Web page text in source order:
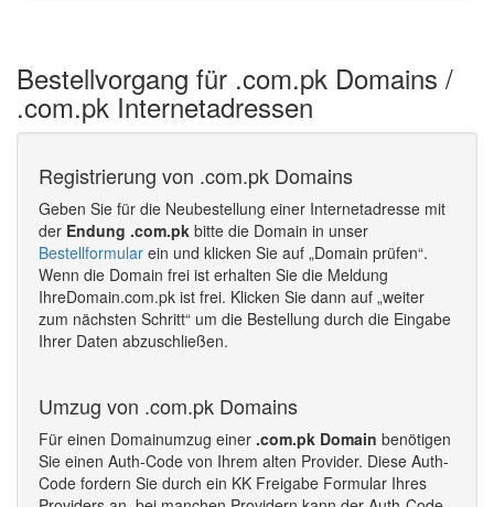
Bestellvorgang für .com.pk Domains /
.com.pk Internetadressen
Registrierung von .com.pk Domains
Geben Sie für die Neubestellung einer Internetadresse mit
der Endung .com.pk bitte die Domain in unser
Bestellformular ein und klicken Sie auf „Domain prüfen“.
Wenn die Domain frei ist erhalten Sie die Meldung
IhreDomain.com.pk ist frei. Klicken Sie dann auf „weiter
zum nächsten Schritt“ um die Bestellung durch die Eingabe
Ihrer Daten abzuschließen.
Umzug von .com.pk Domains
Für einen Domainumzug einer .com.pk Domain benötigen
Sie einen Auth-Code von Ihrem alten Provider. Diese Auth-
Code fordern Sie durch ein KK Freigabe Formular Ihres